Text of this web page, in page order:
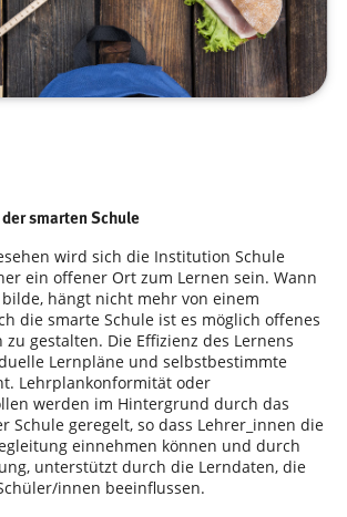
smarten Schule
wird sich die Institution Schule
ein offener Ort zum Lernen sein. Wann
hängt nicht mehr von einem
die smarte Schule ist es möglich offenes
gestalten. Die Effizienz des Lernens
Lernpläne und selbstbestimmte
Lehrplankonformität oder
werden im Hintergrund durch das
Schule geregelt, so dass Lehrer_innen die
einnehmen können und durch
unterstützt durch die Lerndaten, die
innen beeinflussen.